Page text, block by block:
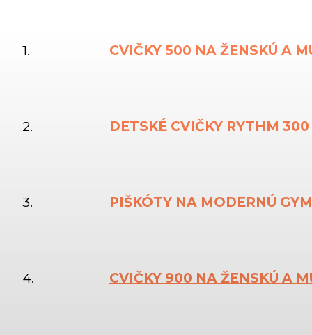
1. CVIČKY 500 NA ŽENSKÚ A
2. DETSKÉ CVIČKY RYTHM
3. PIŠKÓTY NA MODERNÚ
4. CVIČKY 900 NA ŽENSKÚ A